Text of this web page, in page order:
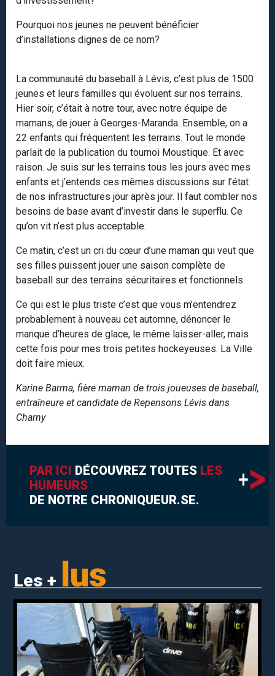
Pourquoi nos jeunes ne peuvent bénéficier
d’installations dignes de ce nom?
La communauté du baseball à Lévis, c’est plus de 1500
jeunes et leurs familles qui évoluent sur nos terrains.
Hier soir, c’était à notre tour, avec notre équipe de
mamans, de jouer à Georges-Maranda. Ensemble, on a
22 enfants qui fréquentent les terrains. Tout le monde
parlait de la publication du tournoi Moustique. Et avec
raison. Je suis sur les terrains tous les jours avec mes
enfants et j’entends ces mêmes discussions sur l’état
de nos infrastructures jour après jour. Il faut combler nos
besoins de base avant d’investir dans le superflu. Ce
qu’on vit n’est plus acceptable.
Ce matin, c’est un cri du cœur d’une maman qui veut que
ses filles puissent jouer une saison complète de
baseball sur des terrains sécuritaires et fonctionnels.
Ce qui est le plus triste c’est que vous m’entendrez
probablement à nouveau cet automne, dénoncer le
manque d’heures de glace, le même laisser-aller, mais
cette fois pour mes trois petites hockeyeuses. La Ville
doit faire mieux.
Karine Barma, fière maman de trois joueuses de baseball,
entraîneure et candidate de Repensons Lévis dans
Charny
PAR ICI DÉCOUVREZ TOUTES LES
HUMEURS
DE NOTRE CHRONIQUEUR.SE.
Les + lus